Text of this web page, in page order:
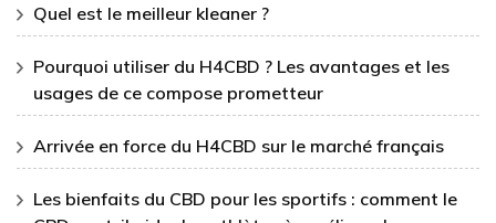
Quel est le meilleur kleaner ?
Pourquoi utiliser du H4CBD ? Les avantages et les
usages de ce compose prometteur
Arrivée en force du H4CBD sur le marché français
Les bienfaits du CBD pour les sportifs : comment le